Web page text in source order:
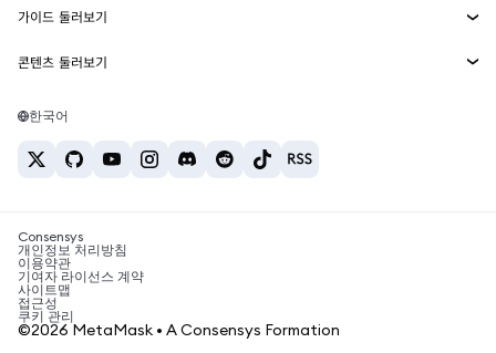
Snaps
웹3 서비스
보안
고객 지원
채용
솔라나 가격
테더 가격
ETH를 USD로 환전
USDT를 INR로 환전
BTC를 INR로 환전
ETH를 USDT로 환전
가이드 둘러보기
ETH 매수
USDT 매수
SHIB 매수
BNB 매수
콘텐츠 둘러보기
솔라나 지갑
암호화폐 세금 뉴스
암호화폐 매수 방법
비트코인 매도 방법
한국어
Consensys
개인정보 처리방침
이용약관
기여자 라이선스 계약
사이트맵
접근성
쿠키 관리
©2026 MetaMask • A Consensys Formation